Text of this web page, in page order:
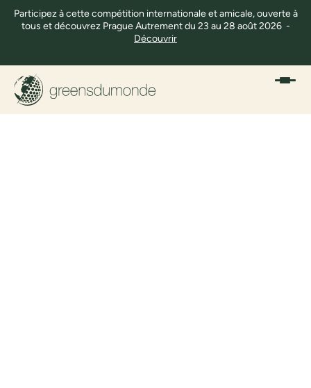
Participez à cette compétition internationale et amicale, ouverte à
tous et découvrez Prague Autrement du 23 au 28 août 2026 -
Découvrir